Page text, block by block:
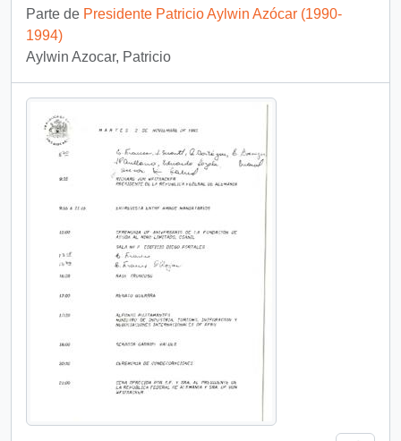
Parte de Presidente Patricio Aylwin Azócar (1990-
1994)
Aylwin Azocar, Patricio